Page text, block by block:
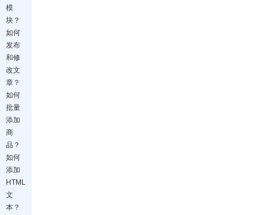
模
块？
如何
发布
和修
改文
章？
如何
批量
添加
商
品？
如何
添加
HTML
文
本？